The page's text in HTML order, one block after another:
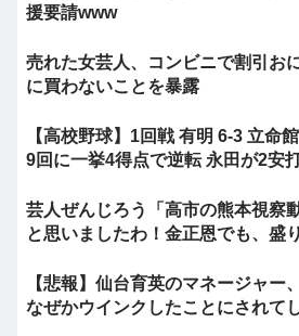
援要請www
売れた女芸人、コンビニで割引お
に買わないことを暴露
【高校野球】1回戦 有明 6-3 立命
9回に一挙4得点で逆転 永田が2安
芸人ぜんじろう「高市の熊本視察
と思いましたわ！金正恩でも、盛
【悲報】仙台育英のマネージャー
なぜかウインクしたことにされて